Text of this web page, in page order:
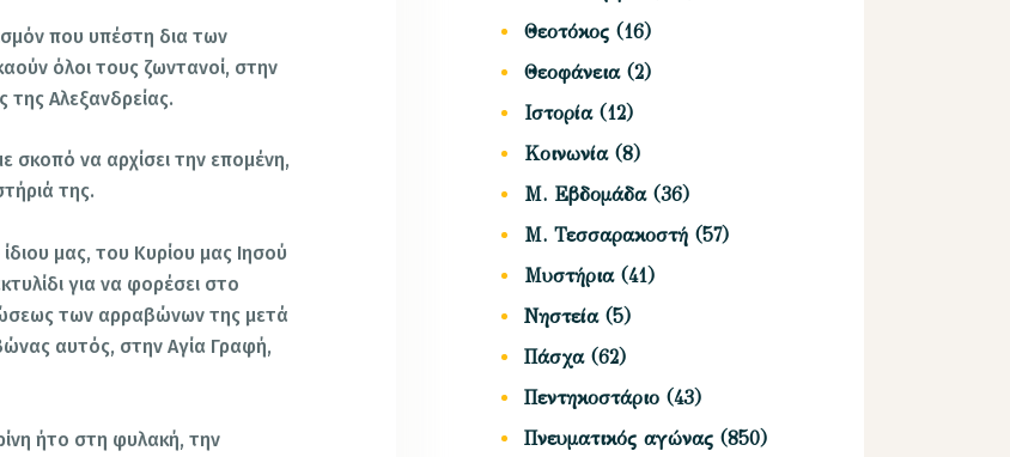
που υπέστη δια των
όλοι τους ζωντανοί, στην
της Αλεξανδρείας.
σκοπό να αρχίσει την επομένη,
της.
μας, του Κυρίου μας Ιησού
για να φορέσει στο
των αρραβώνων της μετά
αυτός, στην Αγία Γραφή,
ήτο στη φυλακή, την
Θεοτόκος (16)
Θεοφάνεια(2)
Ιστορία(12)
Κοινωνία(8)
Μ. Εβδομάδα(36)
Μ. Τεσσαρακοστή (57)
Μυστήρια(41)
Νηστεία(5)
Πάσχα(62)
Πεντηκοστάριο (43)
Πνευματικός αγώνας (850)